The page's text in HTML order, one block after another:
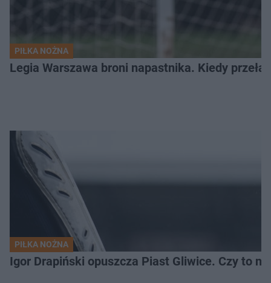
PIŁKA NOŻNA
Legia Warszawa broni napastnika. Kiedy
PIŁKA NOŻNA
Igor Drapiński opuszcza Piast Gliwice. Czy to